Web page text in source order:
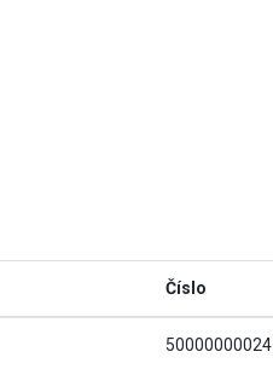
Číslo
50000000024